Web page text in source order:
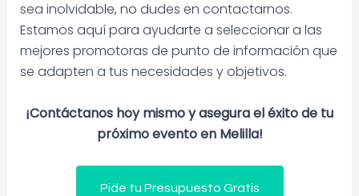
sea inolvidable, no dudes en contactarnos.
Estamos aquí para ayudarte a seleccionar a las
mejores promotoras de punto de información que
se adapten a tus necesidades y objetivos.
¡Contáctanos hoy mismo y asegura el éxito de tu
próximo evento en Melilla!
Pide tu Presupuesto Gratis